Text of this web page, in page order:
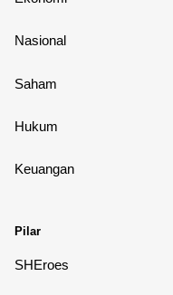
Nasional
Saham
Hukum
Keuangan
Pilar
SHEroes